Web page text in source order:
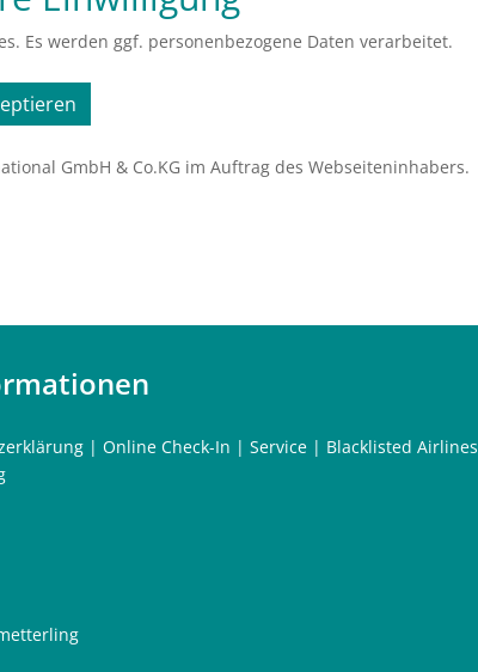
Es werden ggf. personenbezogene Daten verarbeitet.
GmbH & Co.KG im Auftrag des Webseiteninhabers.
| Online Check-In | Service| Blacklisted Airlines